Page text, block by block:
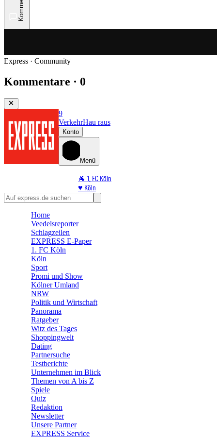
Express · Community
Kommentare · 0
9
VerkehrHau raus
Konto
Menü
🐐 1. FC Köln
♥️ Köln
⭐ Promi
🛒 Shoppingwelt
Home
Veedelsreporter
Schlagzeilen
EXPRESS E-Paper
1. FC Köln
Köln
Sport
Promi und Show
Kölner Umland
NRW
Politik und Wirtschaft
Panorama
Ratgeber
Witz des Tages
Shoppingwelt
Dating
Partnersuche
Testberichte
Unternehmen im Blick
Themen von A bis Z
Spiele
Quiz
Redaktion
Newsletter
Unsere Partner
EXPRESS Service